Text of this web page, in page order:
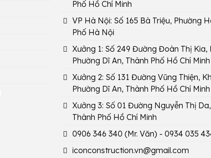
Phố Hồ Chí Minh
VP Hà Nội: Số 165 Bà Triệu, Phường
Phố Hà Nội
Xưởng 1: Số 249 Đường Đoàn Thị Kia,
Phường Dĩ An, Thành Phố Hồ Chí Minh
Xưởng 2: Số 131 Đường Vũng Thiện,
Phường Dĩ An, Thành Phố Hồ Chí Minh
Xưởng 3: Số 01 Đường Nguyễn Thị
Thành Phố Hồ Chí Minh
0906 346 340 (Mr. Văn) - 0934 035
iconconstruction.vn@gmail.com